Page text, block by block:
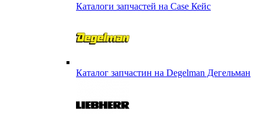
Каталоги запчастей на Case Кейс
Каталог запчастин на Degelman Дегельман